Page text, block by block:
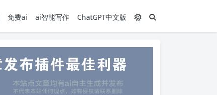
免费ai ai智能写作 ChatGPT中文版